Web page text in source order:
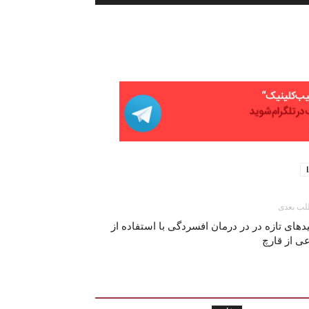
افزایش
بعدی
تازه در در درمان افسردگی با استفاده از
از قارچ